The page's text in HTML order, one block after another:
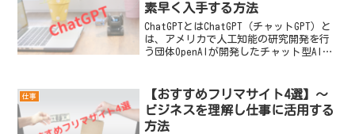
素早く入手する方法
ChatGPTとはChatGPT（チャットGPT）と
は、アメリカで人工知能の研究開発を行
う団体OpenAIが開発したチャット型AIに
1億人を突破したそうです。C...
仕事
【おすすめフリマサイト4選】～
ビジネスを理解し仕事に活用する
方法